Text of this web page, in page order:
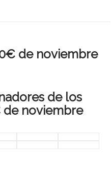
de noviembre
de los
noviembre